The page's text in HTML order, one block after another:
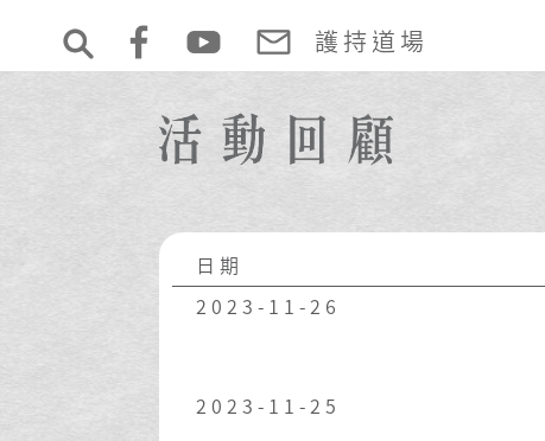
護持道場
日期
2023-11-26
2023-11-25